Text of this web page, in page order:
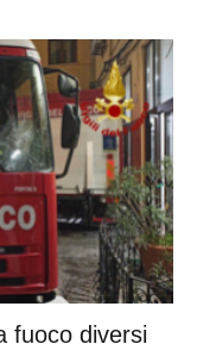
fuoco diversi